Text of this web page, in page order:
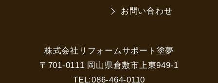
お問い合わせ
株式会社リフォームサポート塗夢
〒701-0111 岡山県倉敷市上東949-1
TEL:086-464-0110